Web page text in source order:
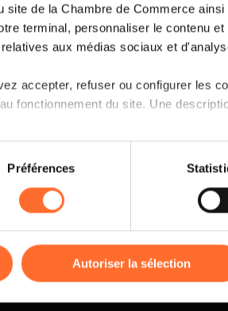
site de la Chambre de Commerce
terminal, personnaliser le contenu
aux médias sociaux et
accepter, refuser ou configurer les
fonctionnement du site. Une
et certaines fonctionnalités (ex :
cookies non nécessaires.
Préférences
Autoriser la sélection
Buyers looking to buy a
salary of €6,000, well
A 0.5% levy on
year for affordable
proposed, arguing it
market, citing data
today would require a net